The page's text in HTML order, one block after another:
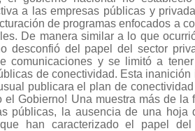
a las empresas públicas y
de programas enfocados a
De manera similar a lo que
desconfió del papel del sector
comunicaciones y se limitó a
de conectividad. Esta
publicara el plan de
el Gobierno! Una muestra más de la
públicas, la ausencia de una
que han caracterizado el papel